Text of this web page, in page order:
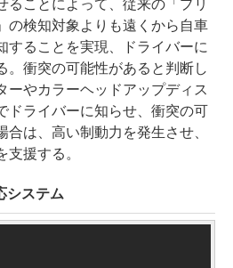
ることによって、従来の「プリ
の検知対象よりも遠くから自車
することを実現、ドライバーに
。衝突の可能性があると判断し
ーやカラーヘッドアップディス
ドライバーに知らせ、衝突の可
は、高い制動力を発生させ、
支援する。
システム